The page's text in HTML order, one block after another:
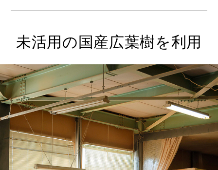
未活用の国産広葉樹を利用